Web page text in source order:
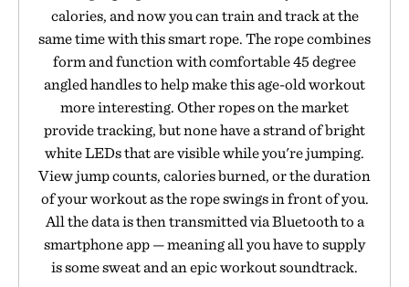
calories, and now you can train and track at the
same time with this smart rope. The rope combines
form and function with comfortable 45 degree
angled handles to help make this age-old workout
more interesting. Other ropes on the market
provide tracking, but none have a strand of bright
white LEDs that are visible while you're jumping.
View jump counts, calories burned, or the duration
of your workout as the rope swings in front of you.
All the data is then transmitted via Bluetooth to a
smartphone app — meaning all you have to supply
is some sweat and an epic workout soundtrack.